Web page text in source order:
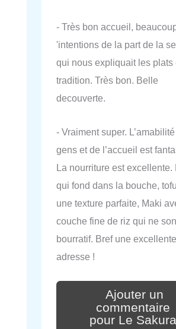
- Très bon accueil,
'intentions de la part de la
qui nous expliquait les plats
tradition. Très bon. Belle
decouverte.
- Vraiment super.
gens et de l’accueil est
La nourriture est excellente.
qui fond dans la bouche,
une texture parfaite, Maki
couche fine de riz qui ne
bourratif. Bref une excellente
adresse !
Ajouter un
commentaire
pour Le Sakura